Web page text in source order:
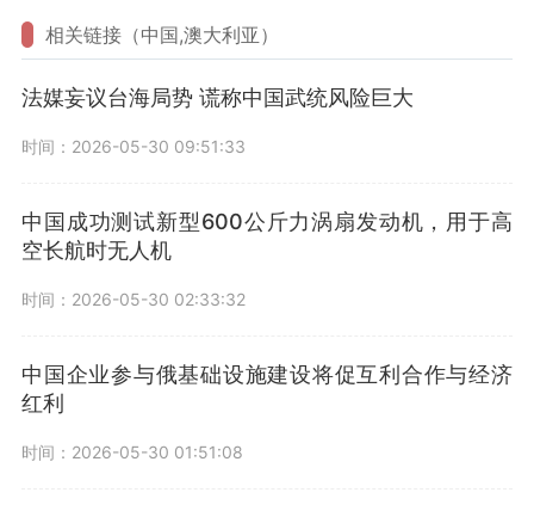
相关链接（中国,澳大利亚）
法媒妄议台海局势 谎称中国武统风险巨大
时间：2026-05-30 09:51:33
中国成功测试新型600公斤力涡扇发动机，用于高
空长航时无人机
时间：2026-05-30 02:33:32
中国企业参与俄基础设施建设将促互利合作与经济
红利
时间：2026-05-30 01:51:08